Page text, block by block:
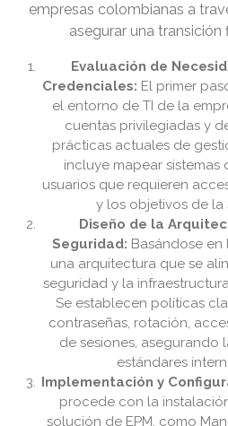
empresas colombianas a
asegurar una
Evaluación de
Credenciales: El primer
el entorno de TI de la
cuentas privilegiadas y
prácticas actuales de
incluye mapear sistemas
usuarios que requieren
y los objetivos de la
Diseño de la
Seguridad: Basándose en
una arquitectura que se
seguridad y la
Se establecen políticas
contraseñas, rotación,
de sesiones,
estándares
Implementación y
procede con la
solución de EPM, como